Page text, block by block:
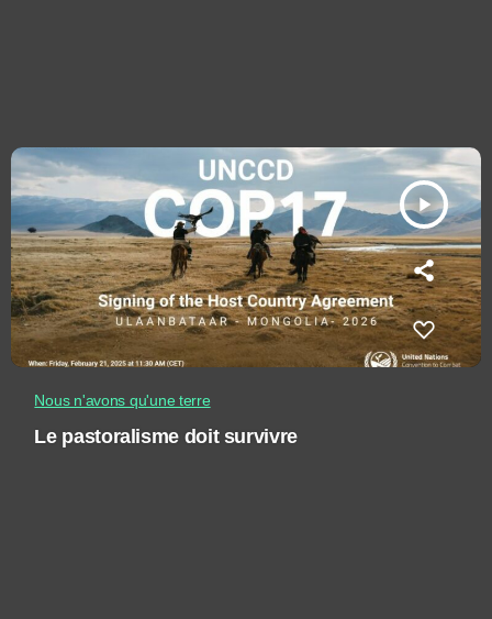
play_arrow
Nous n'avons qu'une terre
Le pastoralisme doit survivre